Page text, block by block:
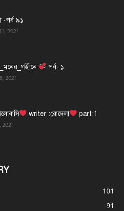
-পর্ব ৯১
2021
পর্ব- ১
2021
writer :রোদেলা part:1
2021
101
91